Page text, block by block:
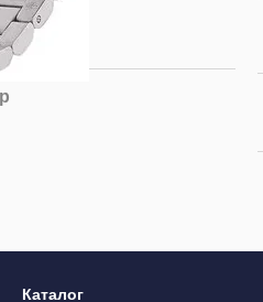
Каталог